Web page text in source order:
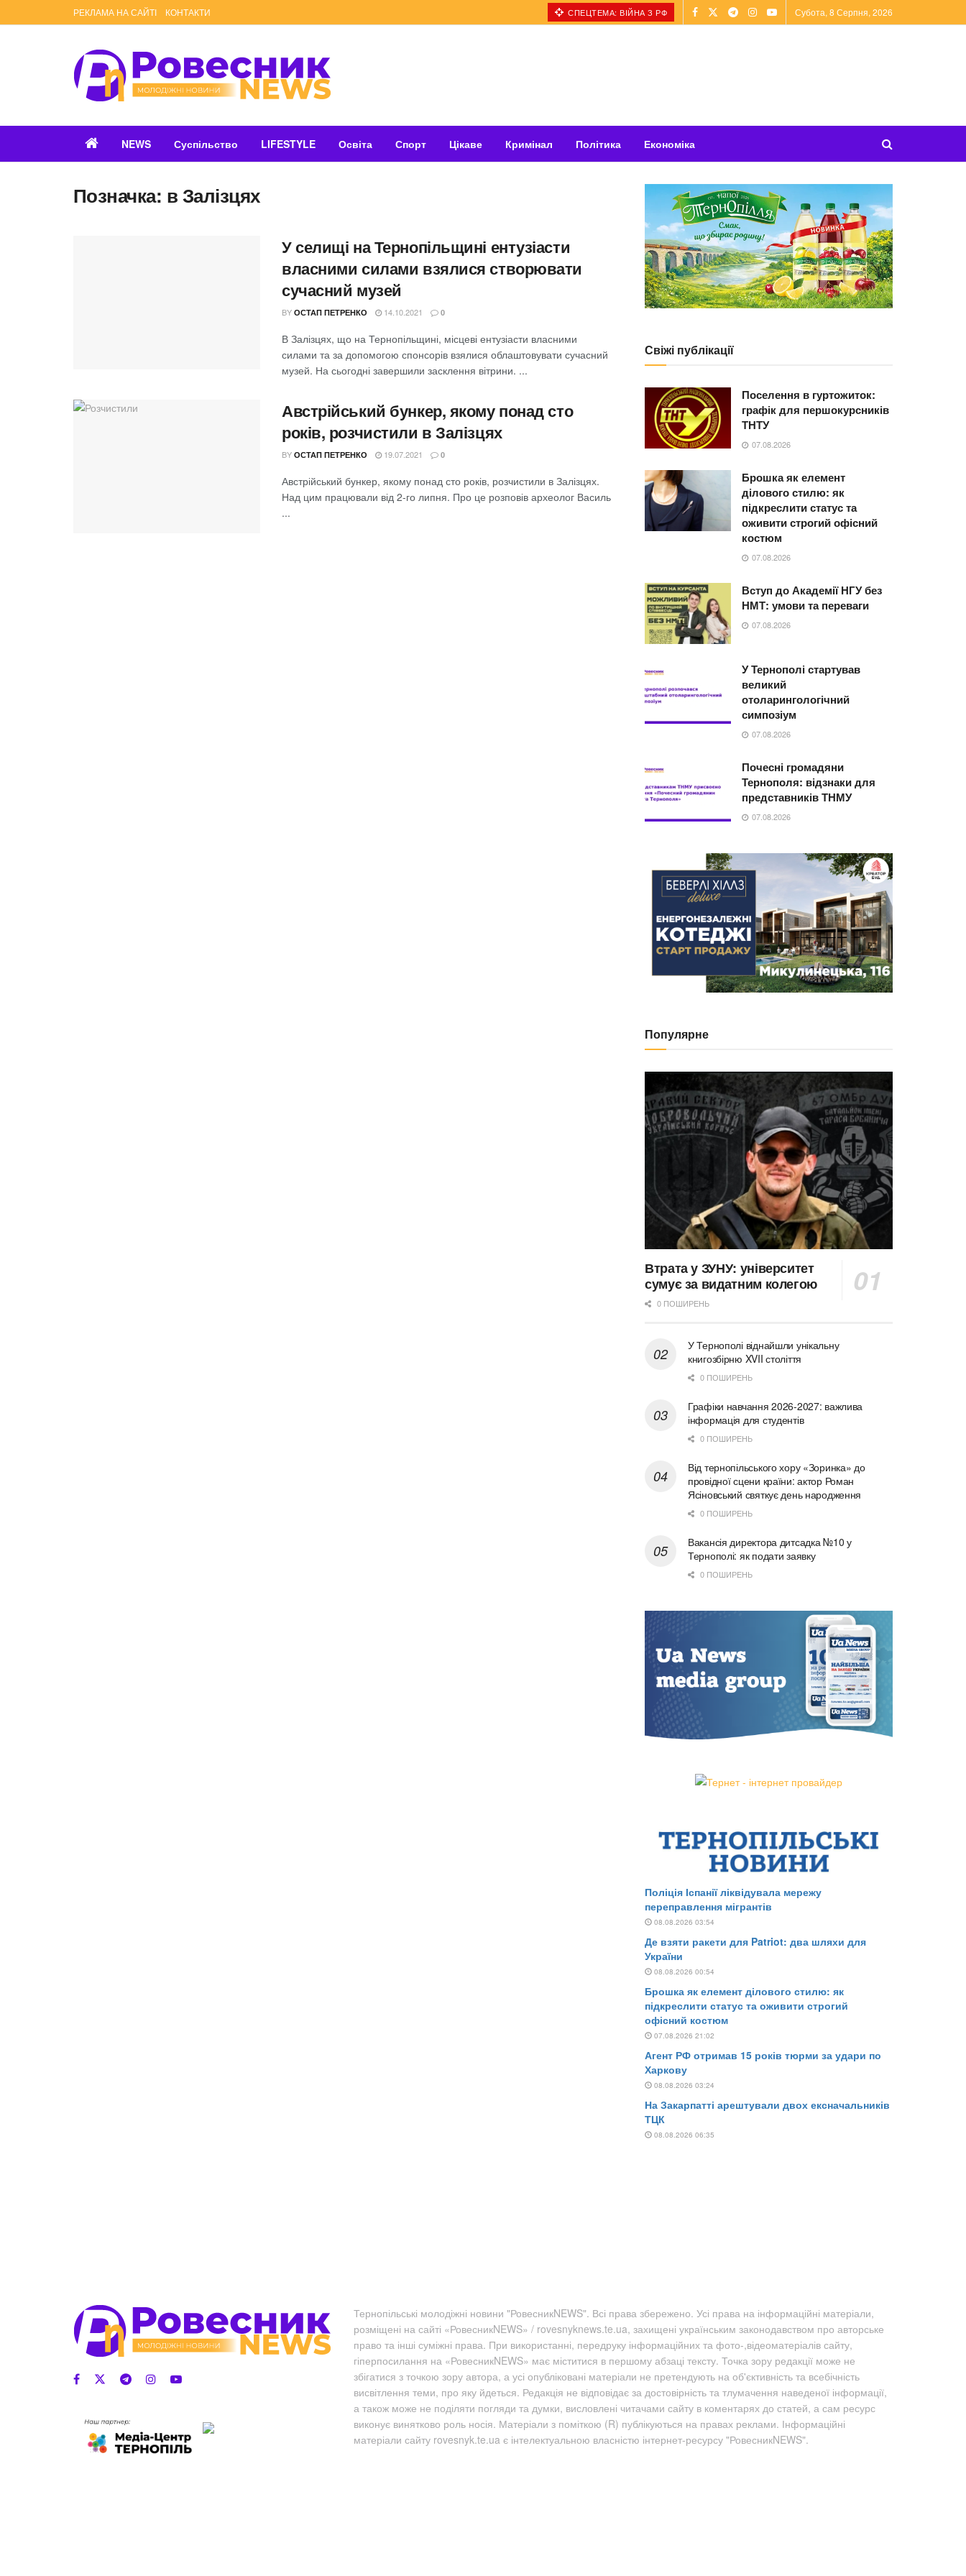
РЕКЛАМА НА САЙТІ КОНТАКТИ СПЕЦТЕМА: ВІЙНА З РФ Субота, 8 Серпня, 2026
NEWS Суспільство LIFESTYLE Освіта Спорт Цікаве Кримінал Політика Економіка
Позначка: в Залізцях
У селищі на Тернопільщині ентузіасти
власними силами взялися створювати
сучасний музей
BY ОСТАП ПЕТРЕНКО 14.10.2021 0
В Залізцях, що на Тернопільщині, місцеві ентузіасти власними
силами та за допомогою спонсорів взялися облаштовувати сучасний
музей. На сьогодні завершили засклення вітрини. ...
Австрійський бункер, якому понад сто
років, розчистили в Залізцях
BY ОСТАП ПЕТРЕНКО 19.07.2021 0
Австрійський бункер, якому понад сто років, розчистили в Залізцях.
Над цим працювали від 2-го липня. Про це розповів археолог Василь
...
Свіжі публікації
Поселення в гуртожиток:
графік для першокурсників
ТНТУ
07.08.2026
Брошка як елемент
ділового стилю: як
підкреслити статус та
оживити строгий офісний
костюм
07.08.2026
Вступ до Академії НГУ без
НМТ: умови та переваги
07.08.2026
У Тернополі стартував
великий
отоларингологічний
симпозіум
07.08.2026
Почесні громадяни
Тернополя: відзнаки для
представників ТНМУ
07.08.2026
Популярне
Втрата у ЗУНУ: університет
сумує за видатним колегою
0 ПОШИРЕНЬ
У Тернополі віднайшли унікальну
книгозбірню XVII століття
0 ПОШИРЕНЬ
Графіки навчання 2026-2027: важлива
інформація для студентів
0 ПОШИРЕНЬ
Від тернопільського хору «Зоринка» до
провідної сцени країни: актор Роман
Ясіновський святкує день народження
0 ПОШИРЕНЬ
Вакансія директора дитсадка №10 у
Тернополі: як подати заявку
0 ПОШИРЕНЬ
Тернопільські молодіжні новини "РовесникNEWS". Всі права збережено. Усі права на інформаційні матеріали,
розміщені на сайті «РовесникNEWS» / rovesnyknews.te.ua, захищені українським законодавством про авторське
право та інші суміжні права. При використанні, передруку інформаційних та фото-,відеоматеріалів сайту,
гіперпосилання на «РовесникNEWS» має міститися в першому абзаці тексту. Точка зору редакції може не
збігатися з точкою зору автора, а усі опубліковані матеріали не претендують на об'єктивність та всебічність
висвітлення теми, про яку йдеться. Редакція не відповідає за достовірність та тлумачення наведеної інформації,
а також може не поділяти погляди та думки, висловлені читачами сайту в коментарях до статей, а сам ресурс
виконує винятково роль носія. Матеріали з поміткою (R) публікуються на правах реклами. Інформаційні
матеріали сайту rovesnyk.te.ua є інтелектуальною власністю інтернет-ресурсу "РовесникNEWS".